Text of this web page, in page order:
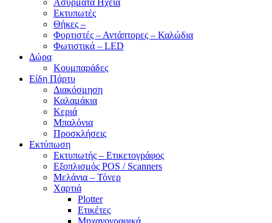
Εκτυπωτές
Θήκες –
Φορτιστές – Αντάπτορες – Καλώδια
Φωτιστικά – LED
Δώρα
Κουμπαράδες
Είδη Πάρτυ
Διακόσμηση
Καλαμάκια
Κεριά
Μπαλόνια
Προσκλήσεις
Εκτύπωση
Εκτυπωτής – Ετικετογράφος
Εξοπλισμός POS / Scanners
Μελάνια – Τόνερ
Χαρτιά
Plotter
Ετικέτες
Μηχανογραφικά